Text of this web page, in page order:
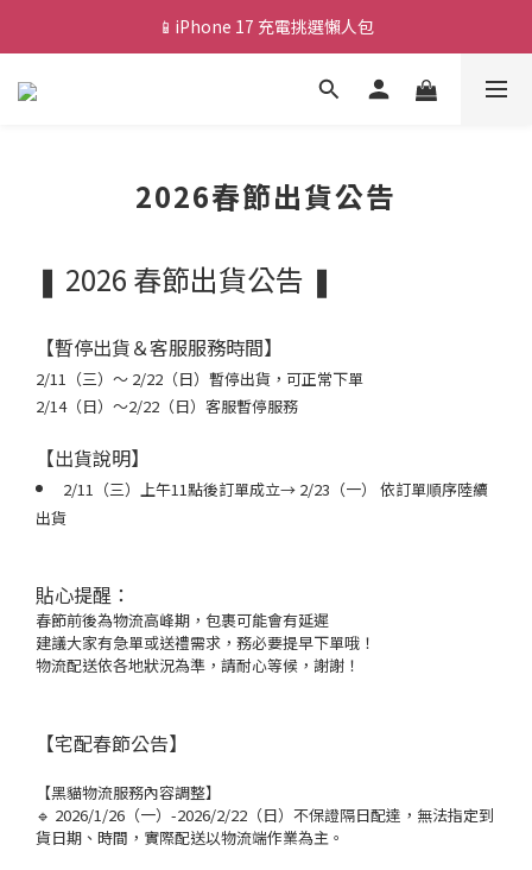
💰新會員送 $88 購物金
📱iPhone 17 充電挑選懶人包
💰新會員送 $88 購物金
2026春節出貨公告
❚ 2026 春節出貨公告 ❚
【暫停出貨＆客服服務時間】
2/11（三）～ 2/22（日）暫停出貨，可正常下單
2/14（日）～2/22 （日）客服暫停服務
【出貨說明】
2/11（三）上午11點後訂單成立→ 2/23（一） 依訂單順序陸續
出貨
貼心提醒：
春節前後為物流高峰期，包裹可能會有延遲
建議大家有急單或送禮需求，務必要提早下單哦！
物流配送依各地狀況為準，請耐心等候，謝謝！
【​宅配春節公告】
【黑貓物流服務內容調整】
🔹 2026/1/26（一）-2026/2/22（日）不保證隔日配達，無法指定到
貨日期、時間，實際配送以物流端作業為主。